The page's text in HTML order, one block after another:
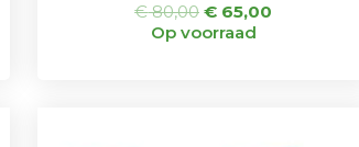
€80,00 € 65,00
Op voorraad